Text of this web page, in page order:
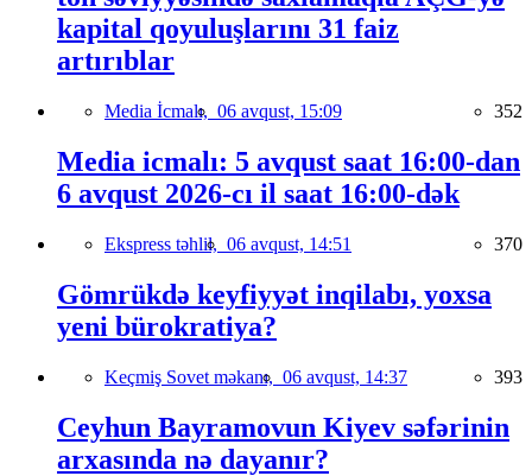
kapital qoyuluşlarını 31 faiz
artırıblar
Media İcmalı, 06 avqust, 15:09 352
Media icmalı: 5 avqust saat 16:00-dan
6 avqust 2026-cı il saat 16:00-dək
Ekspress təhlil, 06 avqust, 14:51 370
Gömrükdə keyfiyyət inqilabı, yoxsa
yeni bürokratiya?
Keçmiş Sovet məkanı, 06 avqust, 14:37 393
Ceyhun Bayramovun Kiyev səfərinin
arxasında nə dayanır?